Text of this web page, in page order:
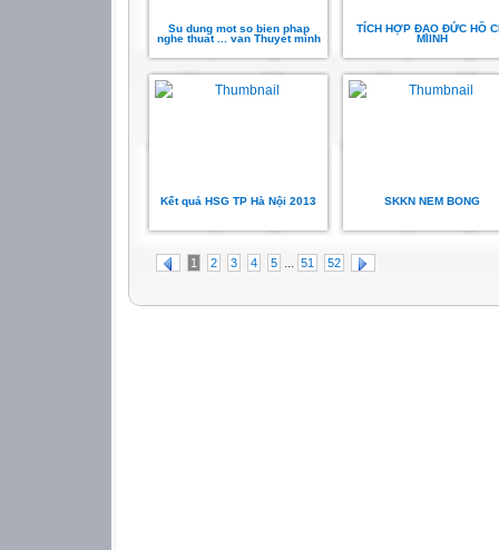
Su dung mot so bien phap
nghe thuat ... van Thuyet minh
TÍCH HỢP ĐẠO ĐỨC HỒ
MIINH
Kết quả HSG TP Hà Nội 2013 SKKN NEM BONG
1 2 3 4 5 ... 51 52